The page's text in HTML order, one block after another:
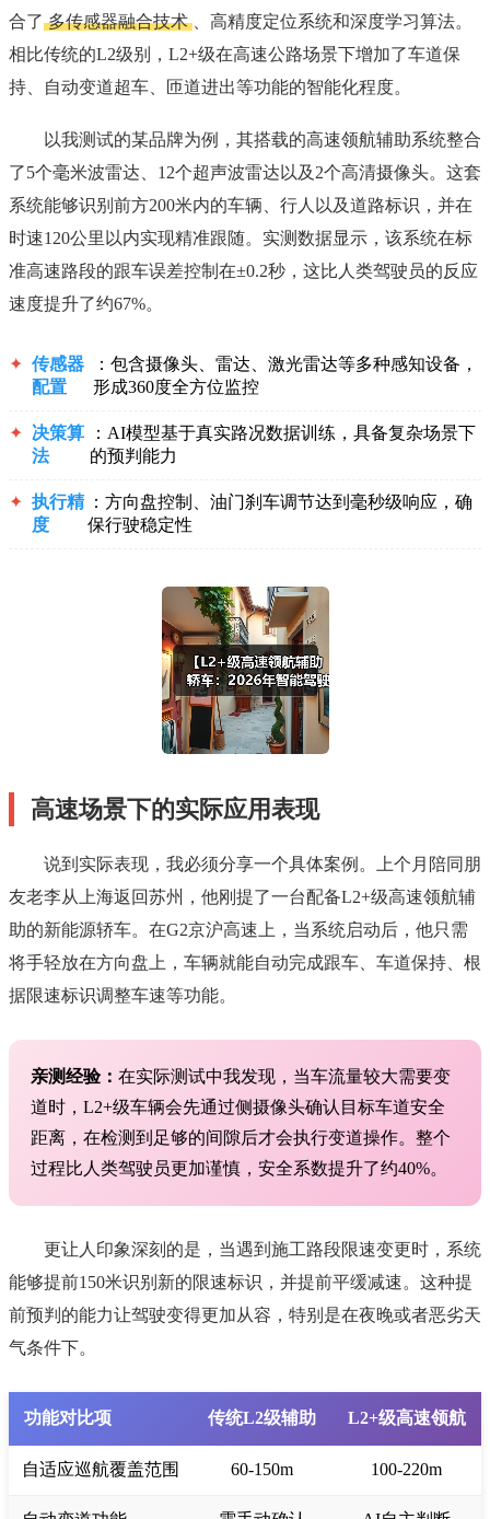
合了 多传感器融合技术
、高精度定位系统和深度学习算法。
相比传统的L2级别，L2+级在高速公路场景下增加了车道保
持、自动变道超车、匝道进出等功能的智能化程度。
以我测试的某品牌为例，其搭载的高速领航辅助系统整合
了5个毫米波雷达、12个超声波雷达以及2个高清摄像头。这套
系统能够识别前方200米内的车辆、行人以及道路标识，并在
时速120公里以内实现精准跟随。实测数据显示，该系统在标
准高速路段的跟车误差控制在±0.2秒，这比人类驾驶员的反应
速度提升了约67%。
✦ 传感器
配置
：包含摄像头、雷达、激光雷达等多种感知设备，
形成360度全方位监控
✦ 决策算
法
：AI模型基于真实路况数据训练，具备复杂场景下
的预判能力
✦ 执行精
度
：方向盘控制、油门刹车调节达到毫秒级响应，确
保行驶稳定性
高速场景下的实际应用表现
说到实际表现，我必须分享一个具体案例。上个月陪同朋
友老李从上海返回苏州，他刚提了一台配备L2+级高速领航辅
助的新能源轿车。在G2京沪高速上，当系统启动后，他只需
将手轻放在方向盘上，车辆就能自动完成跟车、车道保持、根
据限速标识调整车速等功能。
亲测经验： 在实际测试中我发现，当车流量较大需要变
道时，L2+级车辆会先通过侧摄像头确认目标车道安全
距离，在检测到足够的间隙后才会执行变道操作。整个
过程比人类驾驶员更加谨慎，安全系数提升了约40%。
更让人印象深刻的是，当遇到施工路段限速变更时，系统
能够提前150米识别新的限速标识，并提前平缓减速。这种提
前预判的能力让驾驶变得更加从容，特别是在夜晚或者恶劣天
气条件下。
功能对比项 传统L2级辅助 L2+级高速领航
自适应巡航覆盖范围 60-150m 100-220m